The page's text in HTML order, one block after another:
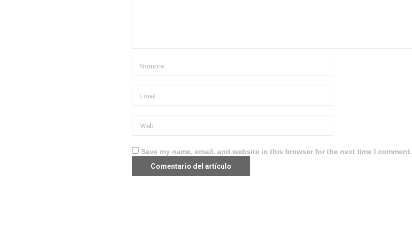
Save my name, email, and website in this browser for the next time I comment.